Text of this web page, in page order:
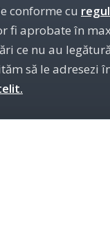
conforme cu
fi aprobate în
ce nu au
să le adresezi